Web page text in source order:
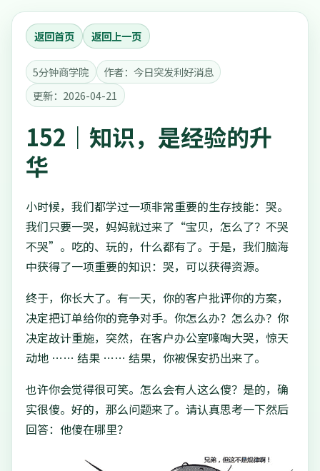
返回首页 返回上一页
5分钟商学院
作者：今日突发利好消息
更新：2026-04-21
152｜知识，是经验的升
华
小时候，我们都学过一项非常重要的生存技能：哭。
我们只要一哭，妈妈就过来了“宝贝，怎么了？不哭
不哭”。吃的、玩的，什么都有了。于是，我们脑海
中获得了一项重要的知识：哭，可以获得资源。
终于，你长大了。有一天，你的客户批评你的方案，
决定把订单给你的竞争对手。你怎么办？怎么办？你
决定故计重施，突然，在客户办公室嚎啕大哭，惊天
动地 …… 结果 …… 结果，你被保安扔出来了。
也许你会觉得很可笑。怎么会有人这么傻？是的，确
实很傻。好的，那么问题来了。请认真思考一下然后
回答：他傻在哪里？